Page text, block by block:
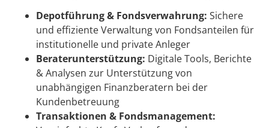
Depotführung & Fondsverwahrung: Sichere
und effiziente Verwaltung von Fondsanteilen für
institutionelle und private Anleger
Beraterunterstützung: Digitale Tools, Berichte
& Analysen zur Unterstützung von
unabhängigen Finanzberatern bei der
Kundenbetreuung
Transaktionen & Fondsmanagement: